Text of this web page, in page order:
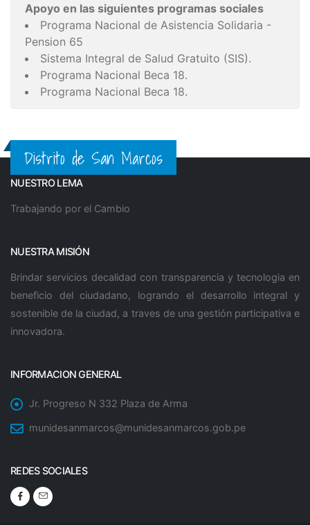
Apoyo en las siguientes programas sociales
Programa Nacional de Asistencia Solidaria -
Pension 65
Sistema Integral de Salud Gratuito (SIS).
Programa Nacional Beca 18.
Programa Nacional Beca 18.
Distrito de San Marcos
NUESTRO LEMA
Trabajando por el Cambio
NUESTRA MISIÓN
Brindar servicios decalidad con transparencia y tecnologia en
beneficio del ciudadano, logrando el desarrollo integral y
sostenible de la ciudad, a traves de una gestión participativa e
innovadora.
INFORMACION GENERAL
Jr. Progreso N 332 Plaza de Arma
munidesanmarcos@munidesanmarcos.gob.pe
REDES SOCIALES